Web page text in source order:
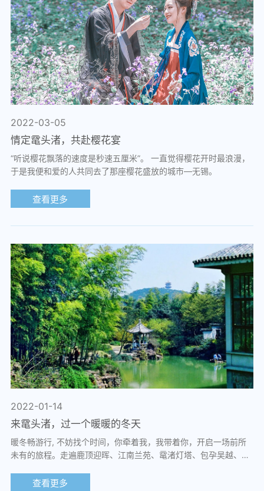
2022-03-05
情定鼋头渚，共赴樱花宴
“听说樱花飘落的速度是秒速五厘米”。 一直觉得樱花开时最浪漫，
于是我便和爱的人共同去了那座樱花盛放的城市—无锡。
查看更多
2022-01-14
来鼋头渚，过一个暖暖的冬天
暖冬畅游行, 不妨找个时间，你牵着我，我带着你，开启一场前所
未有的旅程。走遍鹿顶迎晖、江南兰苑、鼋渚灯塔、包孕吴越、万
查看更多